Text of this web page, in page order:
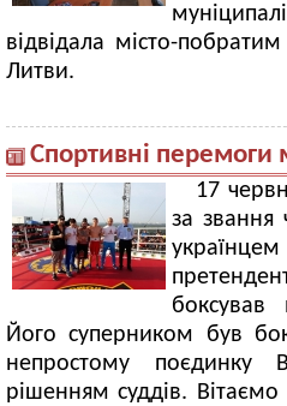
відвідала місто-
Литви.
Спортивні
17
за звання
Його суперником був
непростому поєдинку
рішенням суддів.